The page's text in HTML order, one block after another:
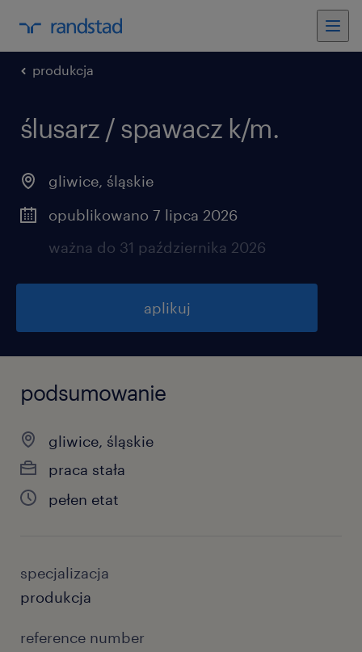
produkcja
ślusarz / spawacz k/m.
gliwice, śląskie
opublikowano 7 lipca 2026
ważna do 31 października 2026
aplikuj
podsumowanie
gliwice, śląskie
praca stała
pełen etat
specjalizacja
produkcja
reference number